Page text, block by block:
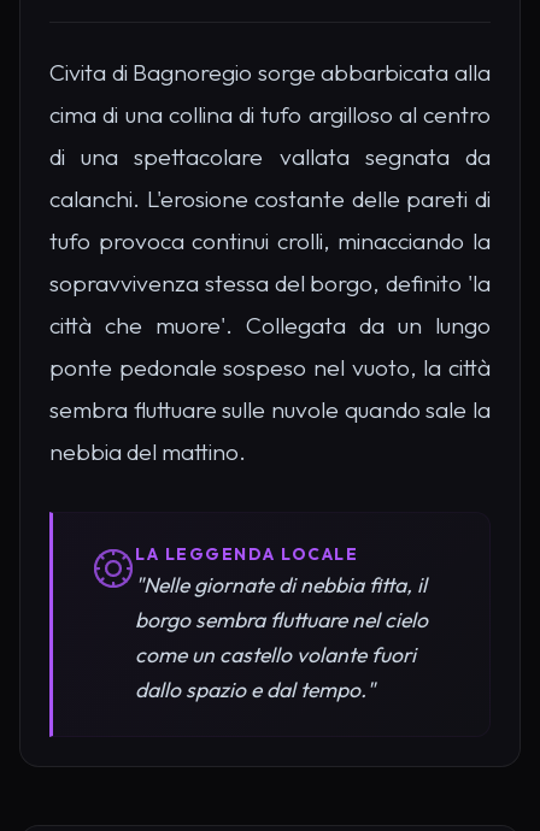
Civita di Bagnoregio sorge abbarbicata alla
cima di una collina di tufo argilloso al centro
di una spettacolare vallata segnata da
calanchi. L'erosione costante delle pareti di
tufo provoca continui crolli, minacciando la
sopravvivenza stessa del borgo, definito 'la
città che muore'. Collegata da un lungo
ponte pedonale sospeso nel vuoto, la città
sembra fluttuare sulle nuvole quando sale la
nebbia del mattino.
LA LEGGENDA LOCALE
"Nelle giornate di nebbia fitta, il
borgo sembra fluttuare nel cielo
come un castello volante fuori
dallo spazio e dal tempo."